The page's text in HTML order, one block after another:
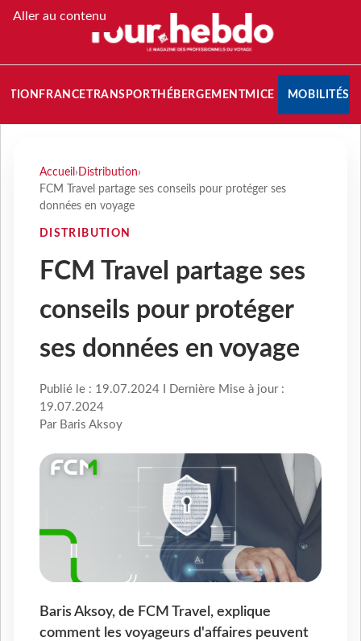
Aller au contenu
FRANCETRANSPORT HÉBERGEMENTMICE MOBILITÉS
Accueil › Distribution›
FCM Travel partage ses conseils pour protéger ses
données en voyage
DISTRIBUTION
FCM Travel partage ses
conseils pour protéger
ses données en voyage
Publié le : 19.07.2024 I Dernière Mise à jour :
19.07.2024
Par Baris Aksoy
Baris Aksoy, de FCM Travel, explique
comment les voyageurs d'affaires peuvent